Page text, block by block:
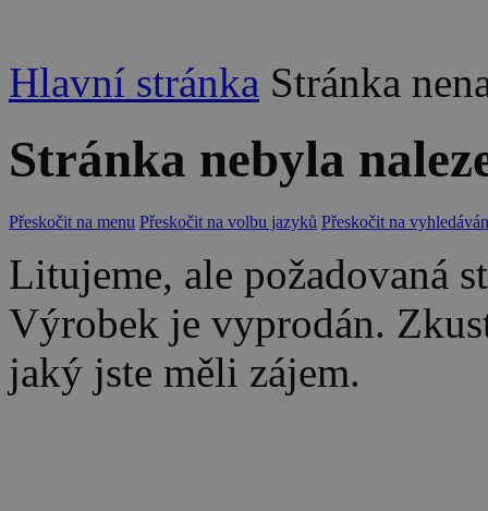
Hlavní stránka Stránka
Stránka nebyla
Přeskočit na menu Přeskočit na volbu jazyků Přeskočit na
Litujeme, ale požadovaná
Výrobek je vyprodán.
jaký jste měli zájem.